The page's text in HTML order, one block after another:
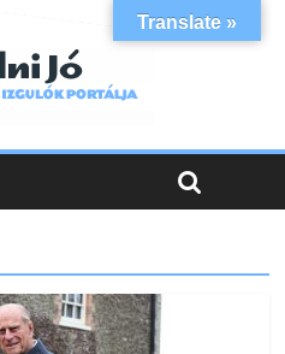
Translate »